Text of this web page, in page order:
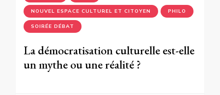
NOUVEL ESPACE CULTUREL ET CITOYEN PHILO
SOIRÉE DÉBAT
La démocratisation culturelle est-elle
un mythe ou une réalité ?